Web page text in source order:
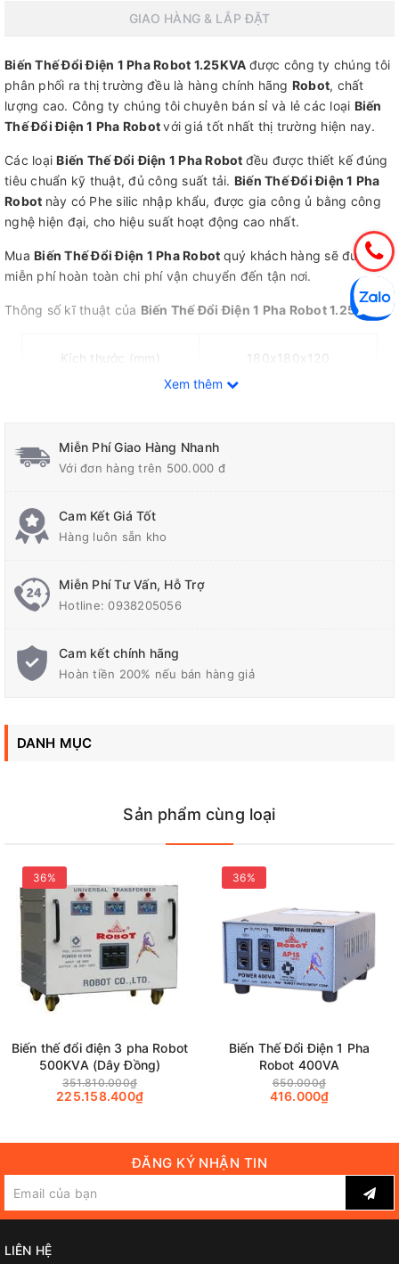
GIAO HÀNG & LẮP ĐẶT
Biến Thế Đổi Điện 1 Pha Robot 1.25KVA được công ty chúng tôi
phân phối ra thị trường đều là hàng chính hãng Robot, chất
lượng cao. Công ty chúng tôi chuyên bán sỉ và lẻ các loại Biến
Thế Đổi Điện 1 Pha Robotvới giá tốt nhất thị trường hiện nay.
Các loạiBiến Thế Đổi Điện 1 Pha Robot đều được thiết kế đúng
tiêu chuẩn kỹ thuật, đủ công suất tải. Biến Thế Đổi Điện 1 Pha
Robot này có Phe silic nhập khẩu, được gia công ủ bằng công
nghệ hiện đại, cho hiệu suất hoạt động cao nhất.
Mua Biến Thế Đổi Điện 1 Pha Robot quý khách hàng sẽ được
miễn phí hoàn toàn chi phí vận chuyển đến tận nơi.
Thông số kĩ thuật của Biến Thế Đổi Điện 1 Pha Robot 1.25KVA
Kích thước (mm) 180x180x120
Tần số (Hz)
Công suất (KVA)
Liên hệ ngay
để được hỗ trợ tư vấn tốt nhất
Biến Thế Đổi Điện 1 Pha Robot
Xem thêm
Miễn Phí Giao Hàng Nhanh
Với đơn hàng trên 500.000 đ
Cam Kết Giá Tốt
Hàng luôn sẵn kho
Miễn Phí Tư Vấn, Hỗ Trợ
Hotline:0938205056
Cam kết chính hãng
Hoàn tiền 200% nếu bán hàng giả
DANH MỤC
Sản phẩm cùng loại
36%
Biến thế đổi điện 3 pha Robot
500KVA (Dây Đồng)
351.810.000₫
225.158.400₫
36%
Biến Thế Đổi Điện 1 Pha
Robot 400VA
650.000₫
416.000₫
ĐĂNG KÝ NHẬN TIN
LIÊN HỆ